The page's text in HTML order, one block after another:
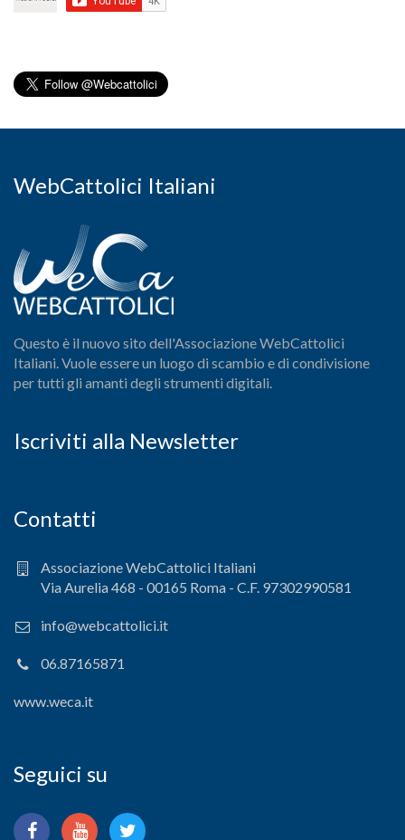
WebCattolici Italiani
Questo è il nuovo sito dell'Associazione WebCattolici
Italiani. Vuole essere un luogo di scambio e di condivisione
per tutti gli amanti degli strumenti digitali.
Iscriviti alla Newsletter
Contatti
Associazione WebCattolici Italiani
Via Aurelia 468 - 00165 Roma - C.F. 97302990581
info@webcattolici.it
06.87165871
www.weca.it
Seguici su